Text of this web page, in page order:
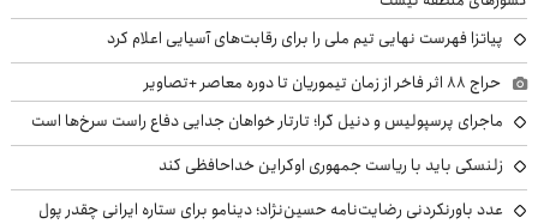
پیاتزا فهرست نهایی تیم ملی را برای رقابت‌های آسیایی اعلام کرد
حراج ۸۸ اثر فاخر از زمان تیموریان تا دوره معاصر +تصاویر
ماجرای پرسپولیس و دنیل گرا؛ تارتار خواهان جدایی دفاع راست سرخ‌ها است
زلنسکی باید با ریاست جمهوری اوکراین خداحافظی کند
عدد باورنکردنی رضایت‌نامه حسین‌نژاد؛ دینامو برای ستاره ایرانی چقدر پول